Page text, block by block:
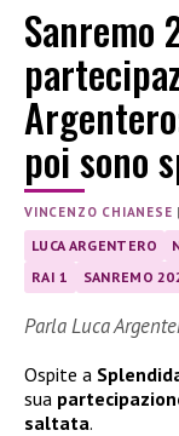
Sanremo
poi sono
VINCENZO CHIANESE |
LUCA ARGENTERO
RAI 1
SANREMO
Parla Luca
Ospite a
sua
saltata.